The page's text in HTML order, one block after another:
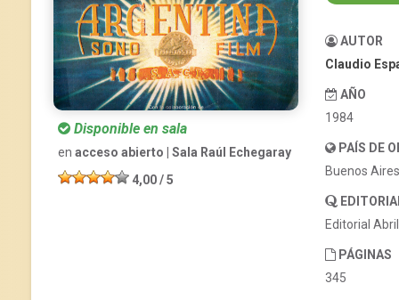
Disponible en sala
en acceso abierto | Sala Raúl Echegaray
4,00 / 5
AUTOR
Claudio
AÑO
1984
PAÍS DE
Buenos
Editorial
PÁGINAS
345